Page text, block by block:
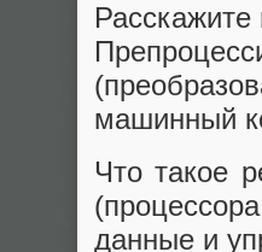
машинный
Что такое
данные и